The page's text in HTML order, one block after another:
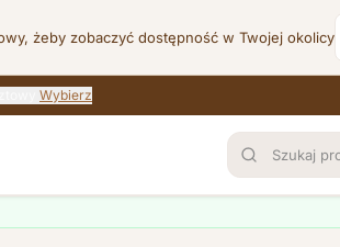
żeby zobaczyć dostępność w Twojej okolicy
Wybierz